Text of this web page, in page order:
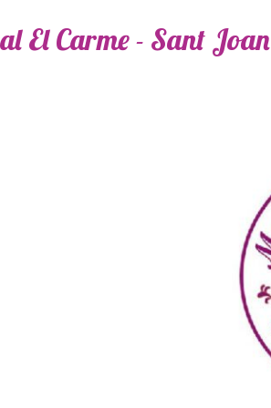
El Carme - Sant Joan